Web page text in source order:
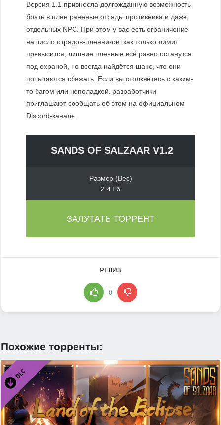
Версия 1.1 привнесла долгожданную возможность
брать в плен раненые отряды противника и даже
отдельных NPC. При этом у вас есть ограничение
на число отрядов-пленников: как только лимит
превысится, лишние пленные всё равно останутся
под охраной, но всегда найдётся шанс, что они
попытаются сбежать. Если вы столкнётесь с каким-
то багом или неполадкой, разработчики
приглашают сообщать об этом на официальном
Discord-канале.
SANDS OF SALZAAR V1.2
Размер (Вес)
2.4 Гб
ЗАЛУТАТЬ ТОРРЕНТ
РЕЛИЗ
0
Похожие торренты: